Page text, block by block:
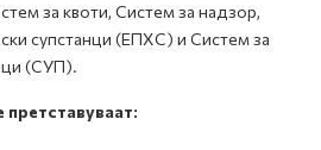
за квоти, Систем за надзор,
супстанци (ЕПХС) и Систем за
(СУП).